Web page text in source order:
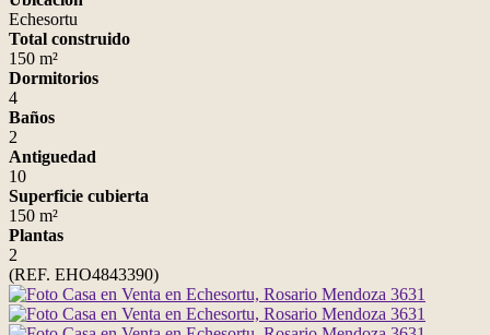
Echesortu
Total construido
150 m²
Dormitorios
4
Baños
2
Antiguedad
10
Superficie cubierta
150 m²
Plantas
2
(REF. EHO4843390)